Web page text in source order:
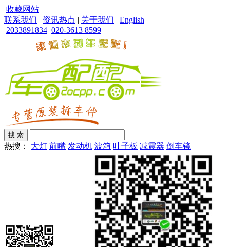
收藏网站
联系我们 | 资讯热点 | 关于我们 | English |
2033891834 020-3613 8599
热搜： 大灯 前嘴 发动机 波箱 叶子板 减震器 倒车镜